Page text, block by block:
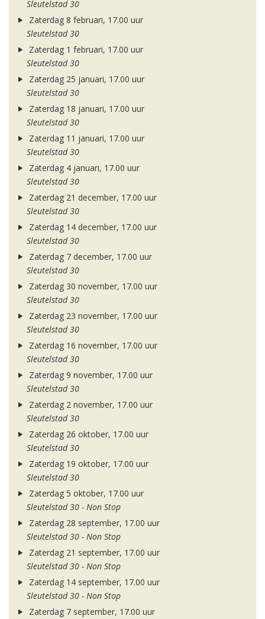
Sleutelstad 30
Zaterdag 8 februari, 17.00 uur
Sleutelstad 30
Zaterdag 1 februari, 17.00 uur
Sleutelstad 30
Zaterdag 25 januari, 17.00 uur
Sleutelstad 30
Zaterdag 18 januari, 17.00 uur
Sleutelstad 30
Zaterdag 11 januari, 17.00 uur
Sleutelstad 30
Zaterdag 4 januari, 17.00 uur
Sleutelstad 30
Zaterdag 21 december, 17.00 uur
Sleutelstad 30
Zaterdag 14 december, 17.00 uur
Sleutelstad 30
Zaterdag 7 december, 17.00 uur
Sleutelstad 30
Zaterdag 30 november, 17.00 uur
Sleutelstad 30
Zaterdag 23 november, 17.00 uur
Sleutelstad 30
Zaterdag 16 november, 17.00 uur
Sleutelstad 30
Zaterdag 9 november, 17.00 uur
Sleutelstad 30
Zaterdag 2 november, 17.00 uur
Sleutelstad 30
Zaterdag 26 oktober, 17.00 uur
Sleutelstad 30
Zaterdag 19 oktober, 17.00 uur
Sleutelstad 30
Zaterdag 5 oktober, 17.00 uur
Sleutelstad 30 - Non Stop
Zaterdag 28 september, 17.00 uur
Sleutelstad 30 - Non Stop
Zaterdag 21 september, 17.00 uur
Sleutelstad 30 - Non Stop
Zaterdag 14 september, 17.00 uur
Sleutelstad 30 - Non Stop
Zaterdag 7 september, 17.00 uur